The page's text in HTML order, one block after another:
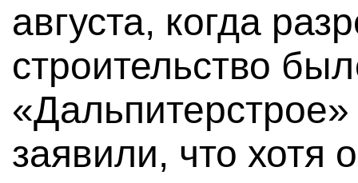
августа, когда
строительство
заявили, что хотя